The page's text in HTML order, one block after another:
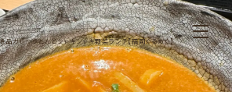
カレーうどんとシャキシャキ野菜ランチ【福岡ぐるめぐ】